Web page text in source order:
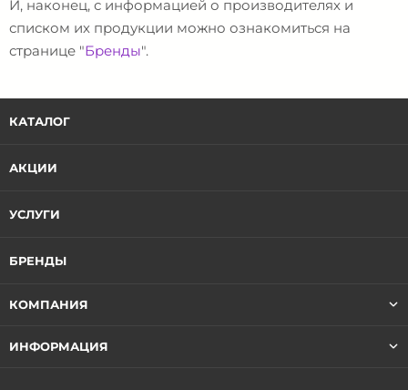
И, наконец, с информацией о производителях и
списком их продукции можно ознакомиться на
странице "Бренды".
КАТАЛОГ
АКЦИИ
УСЛУГИ
БРЕНДЫ
КОМПАНИЯ
ИНФОРМАЦИЯ